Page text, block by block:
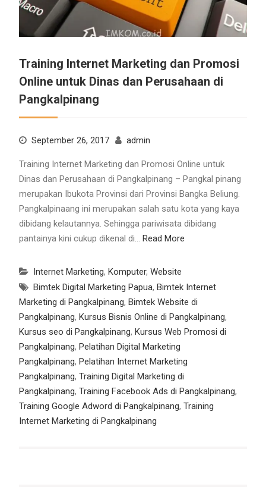
Training Internet Marketing dan Promosi
Online untuk Dinas dan Perusahaan di
Pangkalpinang
September 26, 2017 admin
Training Internet Marketing dan Promosi Online untuk
Dinas dan Perusahaan di Pangkalpinang – Pangkal pinang
merupakan Ibukota Provinsi dari Provinsi Bangka Beliung.
Pangkalpinaang ini merupakan salah satu kota yang kaya
dibidang kelautannya. Sehingga pariwisata dibidang
pantainya kini cukup dikenal di… Read More
Internet Marketing, Komputer, Website
Bimtek Digital Marketing Papua, Bimtek Internet
Marketing di Pangkalpinang, Bimtek Website di
Pangkalpinang, Kursus Bisnis Online di Pangkalpinang,
Kursus seo di Pangkalpinang, Kursus Web Promosi di
Pangkalpinang, Pelatihan Digital Marketing
Pangkalpinang, Pelatihan Internet Marketing
Pangkalpinang, Training Digital Marketing di
Pangkalpinang, Training Facebook Ads di Pangkalpinang,
Training Google Adword di Pangkalpinang, Training
Internet Marketing di Pangkalpinang